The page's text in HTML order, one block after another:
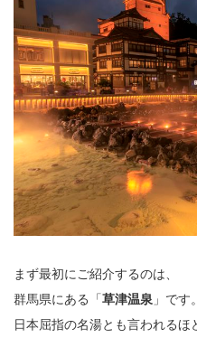
まず最初にご紹介するのは、
群馬県にある「草津温泉 」です。
日本屈指の名湯とも言われるほ